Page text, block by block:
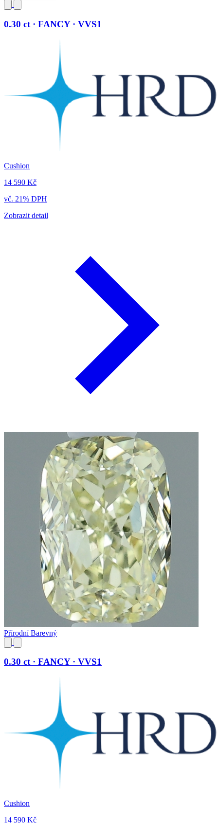
0.30 ct · FANCY · VVS1
Cushion
14 590 Kč
vč. 21% DPH
Zobrazit detail
Přírodní Barevný
0.30 ct · FANCY · VVS1
Cushion
14 590 Kč